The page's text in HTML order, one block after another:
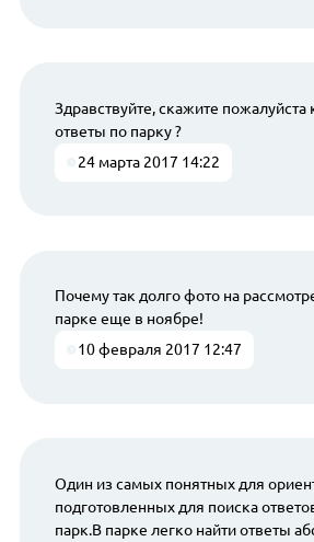
Здравствуйте, скажите пожалуйста
ответы по парку ?
24 марта 2017 14:22
Почему так долго фото на
парке еще в ноябре!
10 февраля 2017 12:47
Один из самых понятных для
подготовленных для поиска
парк.В парке легко найти ответы